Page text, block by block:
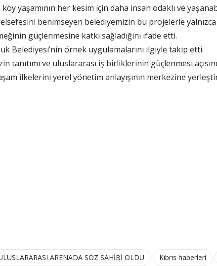
yaşamının her kesim için daha insan odaklı ve
benimseyen belediyemizin bu projelerle yalnızca
güçlenmesine katkı sağladığını ifade etti.
Belediyesi’nin örnek uygulamalarını ilgiyle takip etti.
ve uluslararası iş birliklerinin güçlenmesi
ilkelerini yerel yönetim anlayışının merkezine
ARENADA SÖZ SAHİBİ OLDU Kıbrıs haberleri